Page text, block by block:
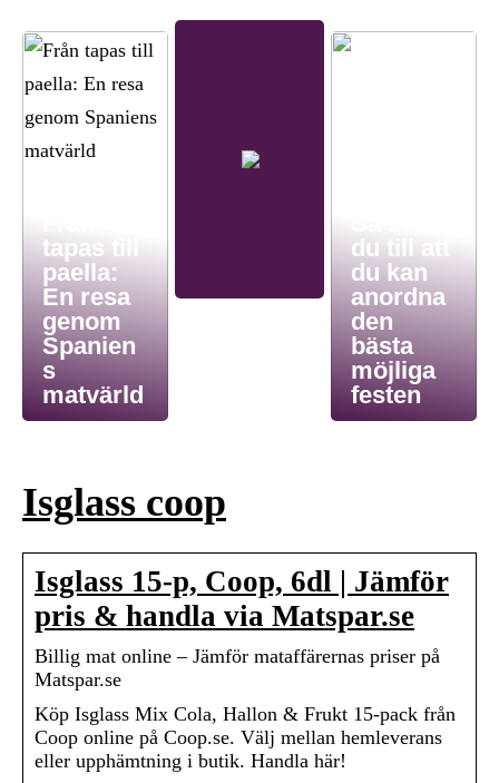
tapas till
paella:
En resa
genom
Spanien
s
matvärld
du till att
du kan
anordna
den
bästa
möjliga
festen
Isglass coop
Isglass 15-p, Coop, 6dl | Jämför
pris & handla via Matspar.se
Billig mat online – Jämför mataffärernas priser på
Matspar.se
Köp Isglass Mix Cola, Hallon & Frukt 15-pack från
Coop online på Coop.se. Välj mellan hemleverans
eller upphämtning i butik. Handla här!